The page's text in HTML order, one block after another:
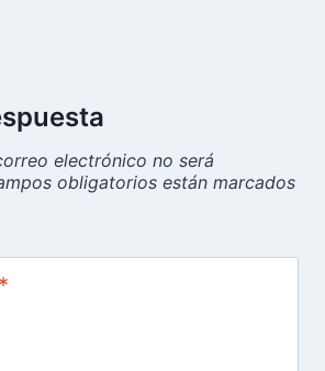
electrónico no será
obligatorios están marcados
*